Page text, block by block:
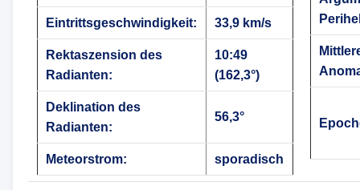
Eintrittsgeschwindigkeit: 33,9 km/s
Rektaszension des
Radianten:
10:49
(162,3°)
Deklination des
Radianten:
56,3°
Meteorstrom: sporadisch